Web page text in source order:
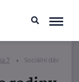
7 Sociální dávky